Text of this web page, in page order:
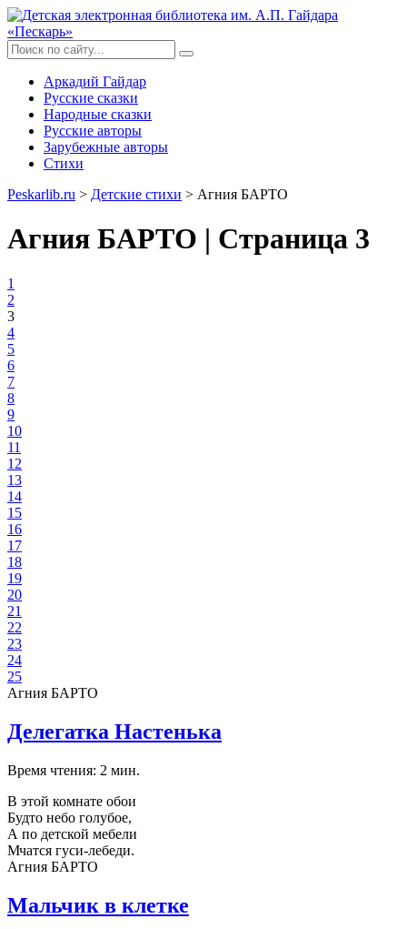
Аркадий Гайдар
Русские сказки
Народные сказки
Русские авторы
Зарубежные авторы
Стихи
Peskarlib.ru > Детские стихи > Агния БАРТО
Агния БАРТО | Страница 3
1
2
3
4
5
6
7
8
9
10
11
12
13
14
15
16
17
18
19
20
21
22
23
24
25
Агния БАРТО
Делегатка Настенька
Время чтения: 2 мин.
В этой комнате обои
Будто небо голубое,
А по детской мебели
Мчатся гуси-лебеди.
Агния БАРТО
Мальчик в клетке